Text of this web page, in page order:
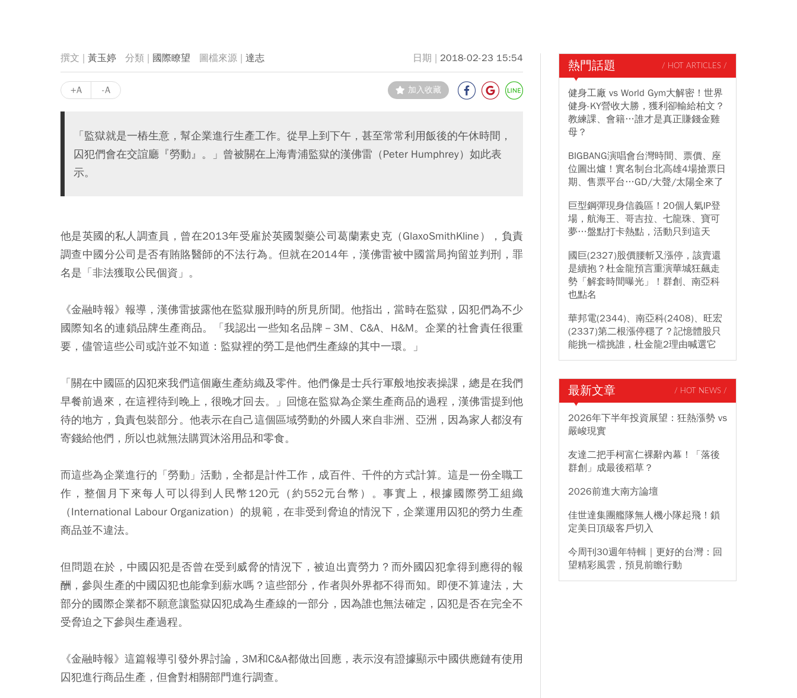
黃玉婷 國際瞭望 達志 2018-02-23 15:54
+A -A 加入收藏
「監獄就是一樁生意，幫企業進行生產工作。從早上到下午，甚至常常利用飯後的午休時間，
囚犯們會在交誼廳『勞動』。」曾被關在上海青浦監獄的漢佛雷（Peter Humphrey）如此表
示。
他是英國的私人調查員，曾在2013年受雇於英國製藥公司葛蘭素史克（GlaxoSmithKline），負責
調查中國分公司是否有賄賂醫師的不法行為。但就在2014年，漢佛雷被中國當局拘留並判刑，罪
名是「非法獲取公民個資」。
《金融時報》報導，漢佛雷披露他在監獄服刑時的所見所聞。他指出，當時在監獄，囚犯們為不少
國際知名的連鎖品牌生產商品。「我認出一些知名品牌－3M、C&A、H&M。企業的社會責任很重
要，儘管這些公司或許並不知道：監獄裡的勞工是他們生產線的其中一環。」
「關在中國區的囚犯來我們這個廠生產紡織及零件。他們像是士兵行軍般地按表操課，總是在我們
早餐前過來，在這裡待到晚上，很晚才回去。」回憶在監獄為企業生產商品的過程，漢佛雷提到他
待的地方，負責包裝部分。他表示在自己這個區域勞動的外國人來自非洲、亞洲，因為家人都沒有
寄錢給他們，所以也就無法購買沐浴用品和零食。
而這些為企業進行的「勞動」活動，全都是計件工作，成百件、千件的方式計算。這是一份全職工
作，整個月下來每人可以得到人民幣120元（約552元台幣）。事實上，根據國際勞工組織
（International Labour Organization）的規範，在非受到脅迫的情況下，企業運用囚犯的勞力生產
商品並不違法。
但問題在於，中國囚犯是否曾在受到威脅的情況下，被迫出賣勞力？而外國囚犯拿得到應得的報
酬，參與生產的中國囚犯也能拿到薪水嗎？這些部分，作者與外界都不得而知。即便不算違法，大
部分的國際企業都不願意讓監獄囚犯成為生產線的一部分，因為誰也無法確定，囚犯是否在完全不
受脅迫之下參與生產過程。
《金融時報》這篇報導引發外界討論，3M和C&A都做出回應，表示沒有證據顯示中國供應鏈有使用
囚犯進行商品生產，但會對相關部門進行調查。
熱門話題 / HOT ARTICLES /
健身工廠 vs World Gym大解密！世界
健身-KY營收大勝，獲利卻輸給柏文？
教練課、會籍…誰才是真正賺錢金雞
母？
BIGBANG演唱會台灣時間、票價、座
位圖出爐！實名制台北高雄4場搶票日
期、售票平台…GD/大聲/太陽全來了
巨型鋼彈現身信義區！20個人氣IP登
場，航海王、哥吉拉、七龍珠、寶可
夢…盤點打卡熱點，活動只到這天
國巨(2327)股價腰斬又漲停，該賣還
是續抱？杜金龍預言重演華城狂飆走
勢「解套時間曝光」！群創、南亞科
也點名
華邦電(2344)、南亞科(2408)、旺宏
(2337)第二根漲停穩了？記憶體股只
能挑一檔挑誰，杜金龍2理由喊選它
最新文章 / HOT NEWS /
2026年下半年投資展望：狂熱漲勢 vs
嚴峻現實
友達二把手柯富仁裸辭內幕！「落後
群創」成最後稻草？
2026前進大南方論壇
佳世達集團艦隊無人機小隊起飛！鎖
定美日頂級客戶切入
今周刊30週年特輯｜更好的台灣：回
望精彩風雲，預見前瞻行動